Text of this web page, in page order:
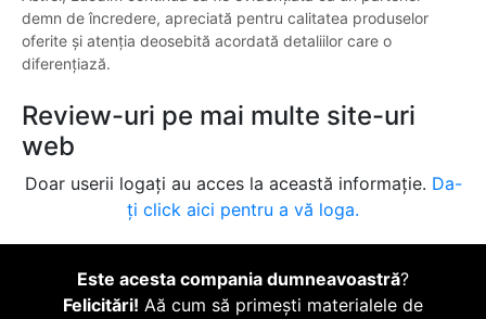
demn de încredere, apreciată pentru calitatea produselor
oferite și atenția deosebită acordată detaliilor care o
diferențiază.
Review-uri pe mai multe site-uri
web
Doar userii logați au acces la această informație. Da-
ți click aici pentru a vă loga.
Este acesta compania dumneavoastră?
Felicitări! Aă cum să primești materialele de